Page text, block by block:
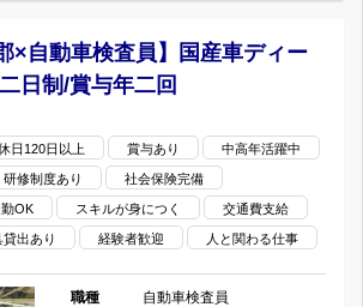
週
休
日
制/
賞
国
産
車
デ
ィ
宮
市
海
道
町
×
×自動車検査員】国産車ディー
日制/賞与年二回
日120日以上 賞与あり 中高年活躍中
研修制度あり 社会保険完備
OK スキルが身につく 交通費支給
貸出あり 経験者歓迎 人と関わる仕事
職種
自動車検査員